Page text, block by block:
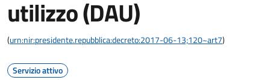
utilizzo (DAU)
(urn:nir:presidente.repubblica:decreto:2017-06-13;120~art7)
Servizio attivo